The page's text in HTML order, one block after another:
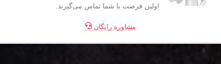
اولین فرصت با شما تماس می‌گیرند.
مشاوره رایگان